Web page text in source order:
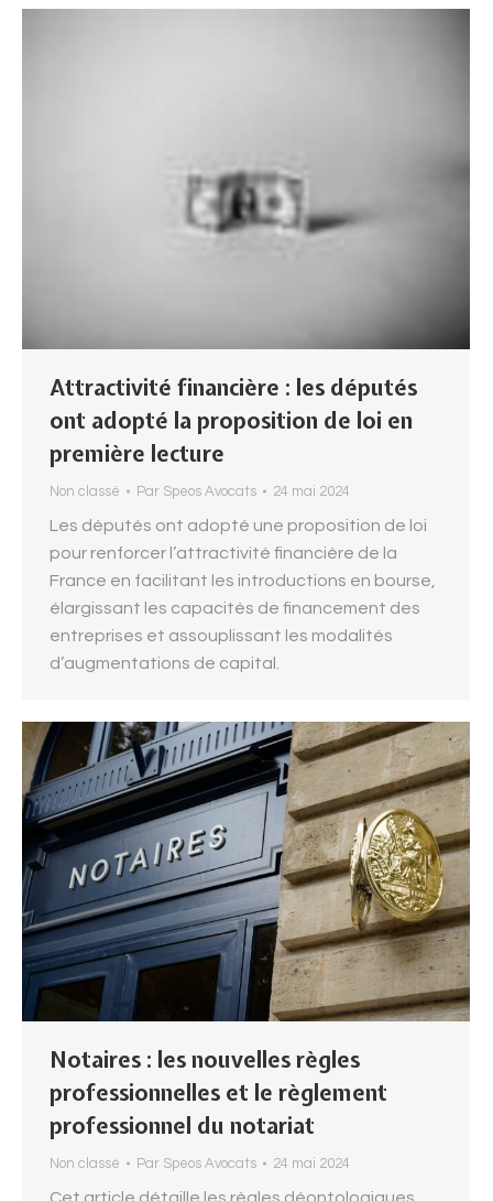
Attractivité financière : les députés
ont adopté la proposition de loi en
première lecture
Non classé Par Speos Avocats 24 mai 2024
Les députés ont adopté une proposition de loi
pour renforcer l’attractivité financière de la
France en facilitant les introductions en bourse,
élargissant les capacités de financement des
entreprises et assouplissant les modalités
d’augmentations de capital.
Notaires : les nouvelles règles
professionnelles et le règlement
professionnel du notariat
Non classé Par Speos Avocats 24 mai 2024
Cet article détaille les règles déontologiques